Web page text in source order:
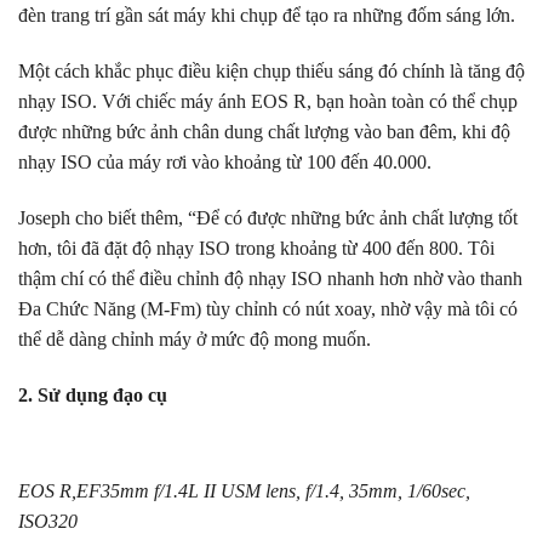
đèn trang trí gần sát máy khi chụp để tạo ra những đốm sáng lớn.
Một cách khắc phục điều kiện chụp thiếu sáng đó chính là tăng độ
nhạy ISO. Với chiếc máy ánh EOS R, bạn hoàn toàn có thể chụp
được những bức ảnh chân dung chất lượng vào ban đêm, khi độ
nhạy ISO của máy rơi vào khoảng từ 100 đến 40.000.
Joseph cho biết thêm, “Để có được những bức ảnh chất lượng tốt
hơn, tôi đã đặt độ nhạy ISO trong khoảng từ 400 đến 800. Tôi
thậm chí có thể điều chỉnh độ nhạy ISO nhanh hơn nhờ vào thanh
Đa Chức Năng (M-Fm) tùy chỉnh có nút xoay, nhờ vậy mà tôi có
thể dễ dàng chỉnh máy ở mức độ mong muốn.
2. Sử dụng đạo cụ
EOS R,EF35mm f/1.4L II USM lens, f/1.4, 35mm, 1/60sec,
ISO320